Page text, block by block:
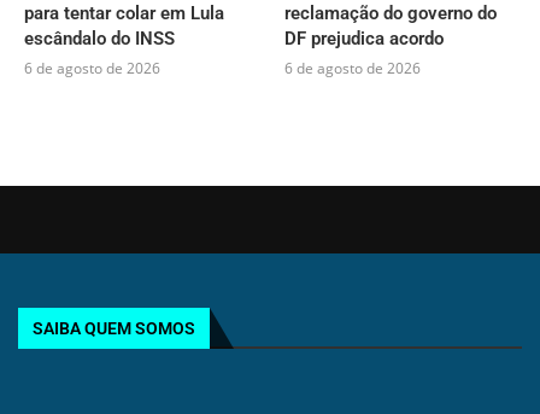
para tentar colar em Lula
escândalo do INSS
6 de agosto de 2026
reclamação do governo do
DF prejudica acordo
6 de agosto de 2026
SAIBA QUEM SOMOS